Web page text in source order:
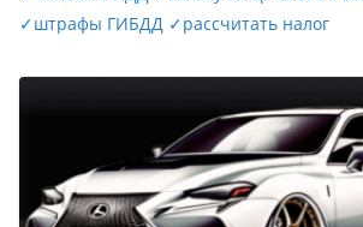
✓штрафы ГИБДД ✓рассчитать налог